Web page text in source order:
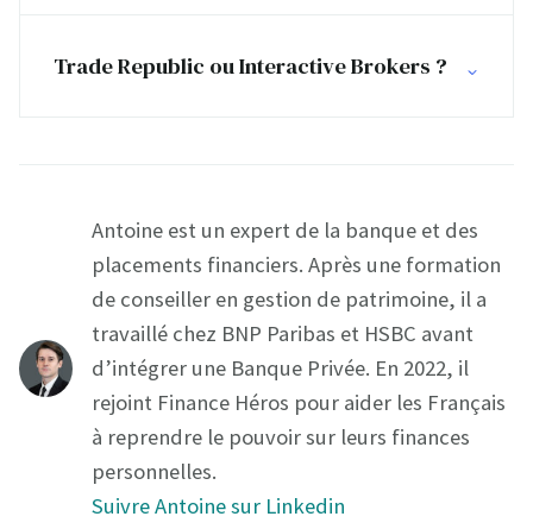
Trade Republic ou Interactive Brokers ?
Antoine est un expert de la banque et des
placements financiers. Après une formation
de conseiller en gestion de patrimoine, il a
travaillé chez BNP Paribas et HSBC avant
d’intégrer une Banque Privée. En 2022, il
rejoint Finance Héros pour aider les Français
à reprendre le pouvoir sur leurs finances
personnelles.
Suivre Antoine sur Linkedin